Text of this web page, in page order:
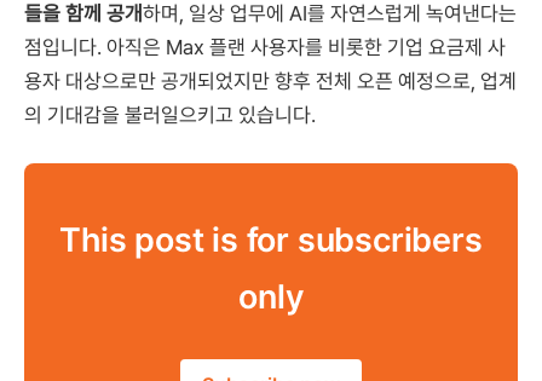
들을 함께 공개하며, 일상 업무에 AI를 자연스럽게 녹여낸다는
점입니다. 아직은 Max 플랜 사용자를 비롯한 기업 요금제 사
용자 대상으로만 공개되었지만 향후 전체 오픈 예정으로, 업계
의 기대감을 불러일으키고 있습니다.
This post is for subscribers
only